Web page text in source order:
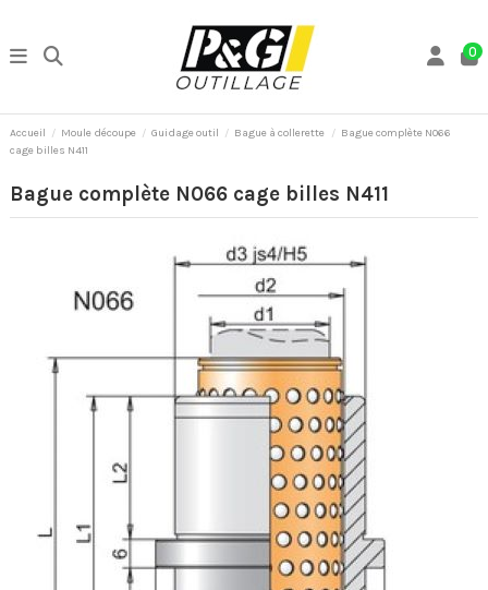
0
Accueil Moule découpe Guidage outil Bague à collerette
Bague complète N066
cage billes N411
Bague complète N066 cage billes N411